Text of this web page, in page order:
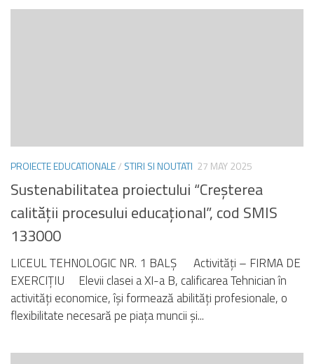
PROIECTE EDUCATIONALE/ STIRI SI NOUTATI 27 MAY 2025
Sustenabilitatea proiectului “Creșterea
calității procesului educațional”, cod SMIS
133000
LICEUL TEHNOLOGIC NR. 1 BALȘ Activități – FIRMA DE
EXERCIȚIU Elevii clasei a XI-a B, calificarea Tehnician în
activități economice, își formează abilități profesionale, o
flexibilitate necesară pe piața muncii şi...